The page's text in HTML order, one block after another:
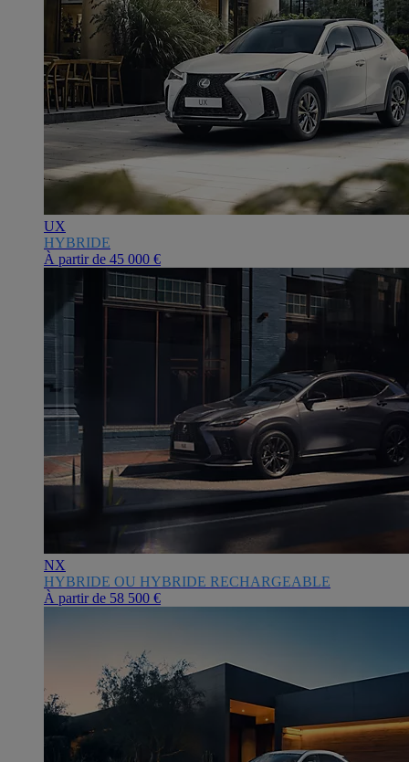
UX
HYBRIDE
À partir de 45 000 €
NX
HYBRIDE OU HYBRIDE RECHARGEABLE
À partir de 58 500 €